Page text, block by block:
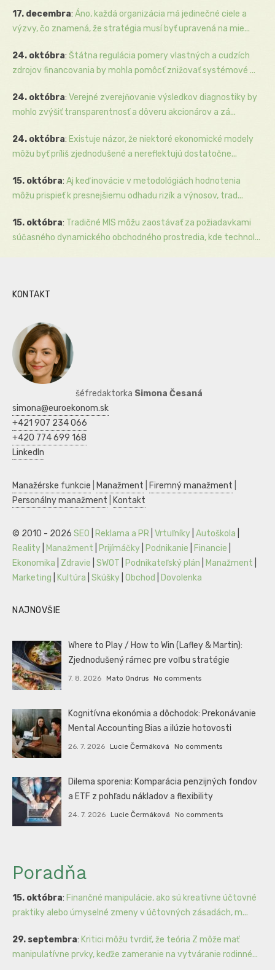
17. decembra: Áno, každá organizácia má jedinečné ciele a
výzvy, čo znamená, že stratégia musí byť upravená na mie...
24. októbra: Štátna regulácia pomery vlastných a cudzích
zdrojov financovania by mohla pomôcť znižovať systémové ...
24. októbra: Verejné zverejňovanie výsledkov diagnostiky by
mohlo zvýšiť transparentnosť a dôveru akcionárov a zá...
24. októbra: Existuje názor, že niektoré ekonomické modely
môžu byť príliš zjednodušené a nereflektujú dostatočne...
15. októbra: Aj keď inovácie v metodológiách hodnotenia
môžu prispieť k presnejšiemu odhadu rizík a výnosov, trad...
15. októbra: Tradičné MIS môžu zaostávať za požiadavkami
súčasného dynamického obchodného prostredia, kde technol...
KONTAKT
šéfredaktorka Simona Česaná
simona@euroekonom.sk
+421 907 234 066
+420 774 699 168
LinkedIn
Manažérske funkcie Manažment Firemný manažment
Personálny manažment
Kontakt
© 2010 - 2026 SEO Reklama a PR Vrtuľníky Autoškola
Reality
Manažment Prijímáčky Podnikanie Financie
Ekonomika
Zdravie SWOT Podnikateľský plán Manažment
Marketing
Kultúra Skúšky Obchod Dovolenka
NAJNOVŠIE
Where to Play / How to Win (Lafley & Martin):
Zjednodušený rámec pre voľbu stratégie
7. 8. 2026 Mato Ondrus No comments
Kognitívna ekonómia a dôchodok: Prekonávanie
Mental Accounting Bias a ilúzie hotovosti
26. 7. 2026 Lucie Čermáková No comments
Dilema sporenia: Komparácia penzijných fondov
a ETF z pohľadu nákladov a flexibility
24. 7. 2026 Lucie Čermáková No comments
Poradňa
15. októbra: Finančné manipulácie, ako sú kreatívne účtovné
praktiky alebo úmyselné zmeny v účtovných zásadách, m...
29. septembra: Kritici môžu tvrdiť, že teória Z môže mať
manipulatívne prvky, keďže zameranie na vytváranie rodinné...